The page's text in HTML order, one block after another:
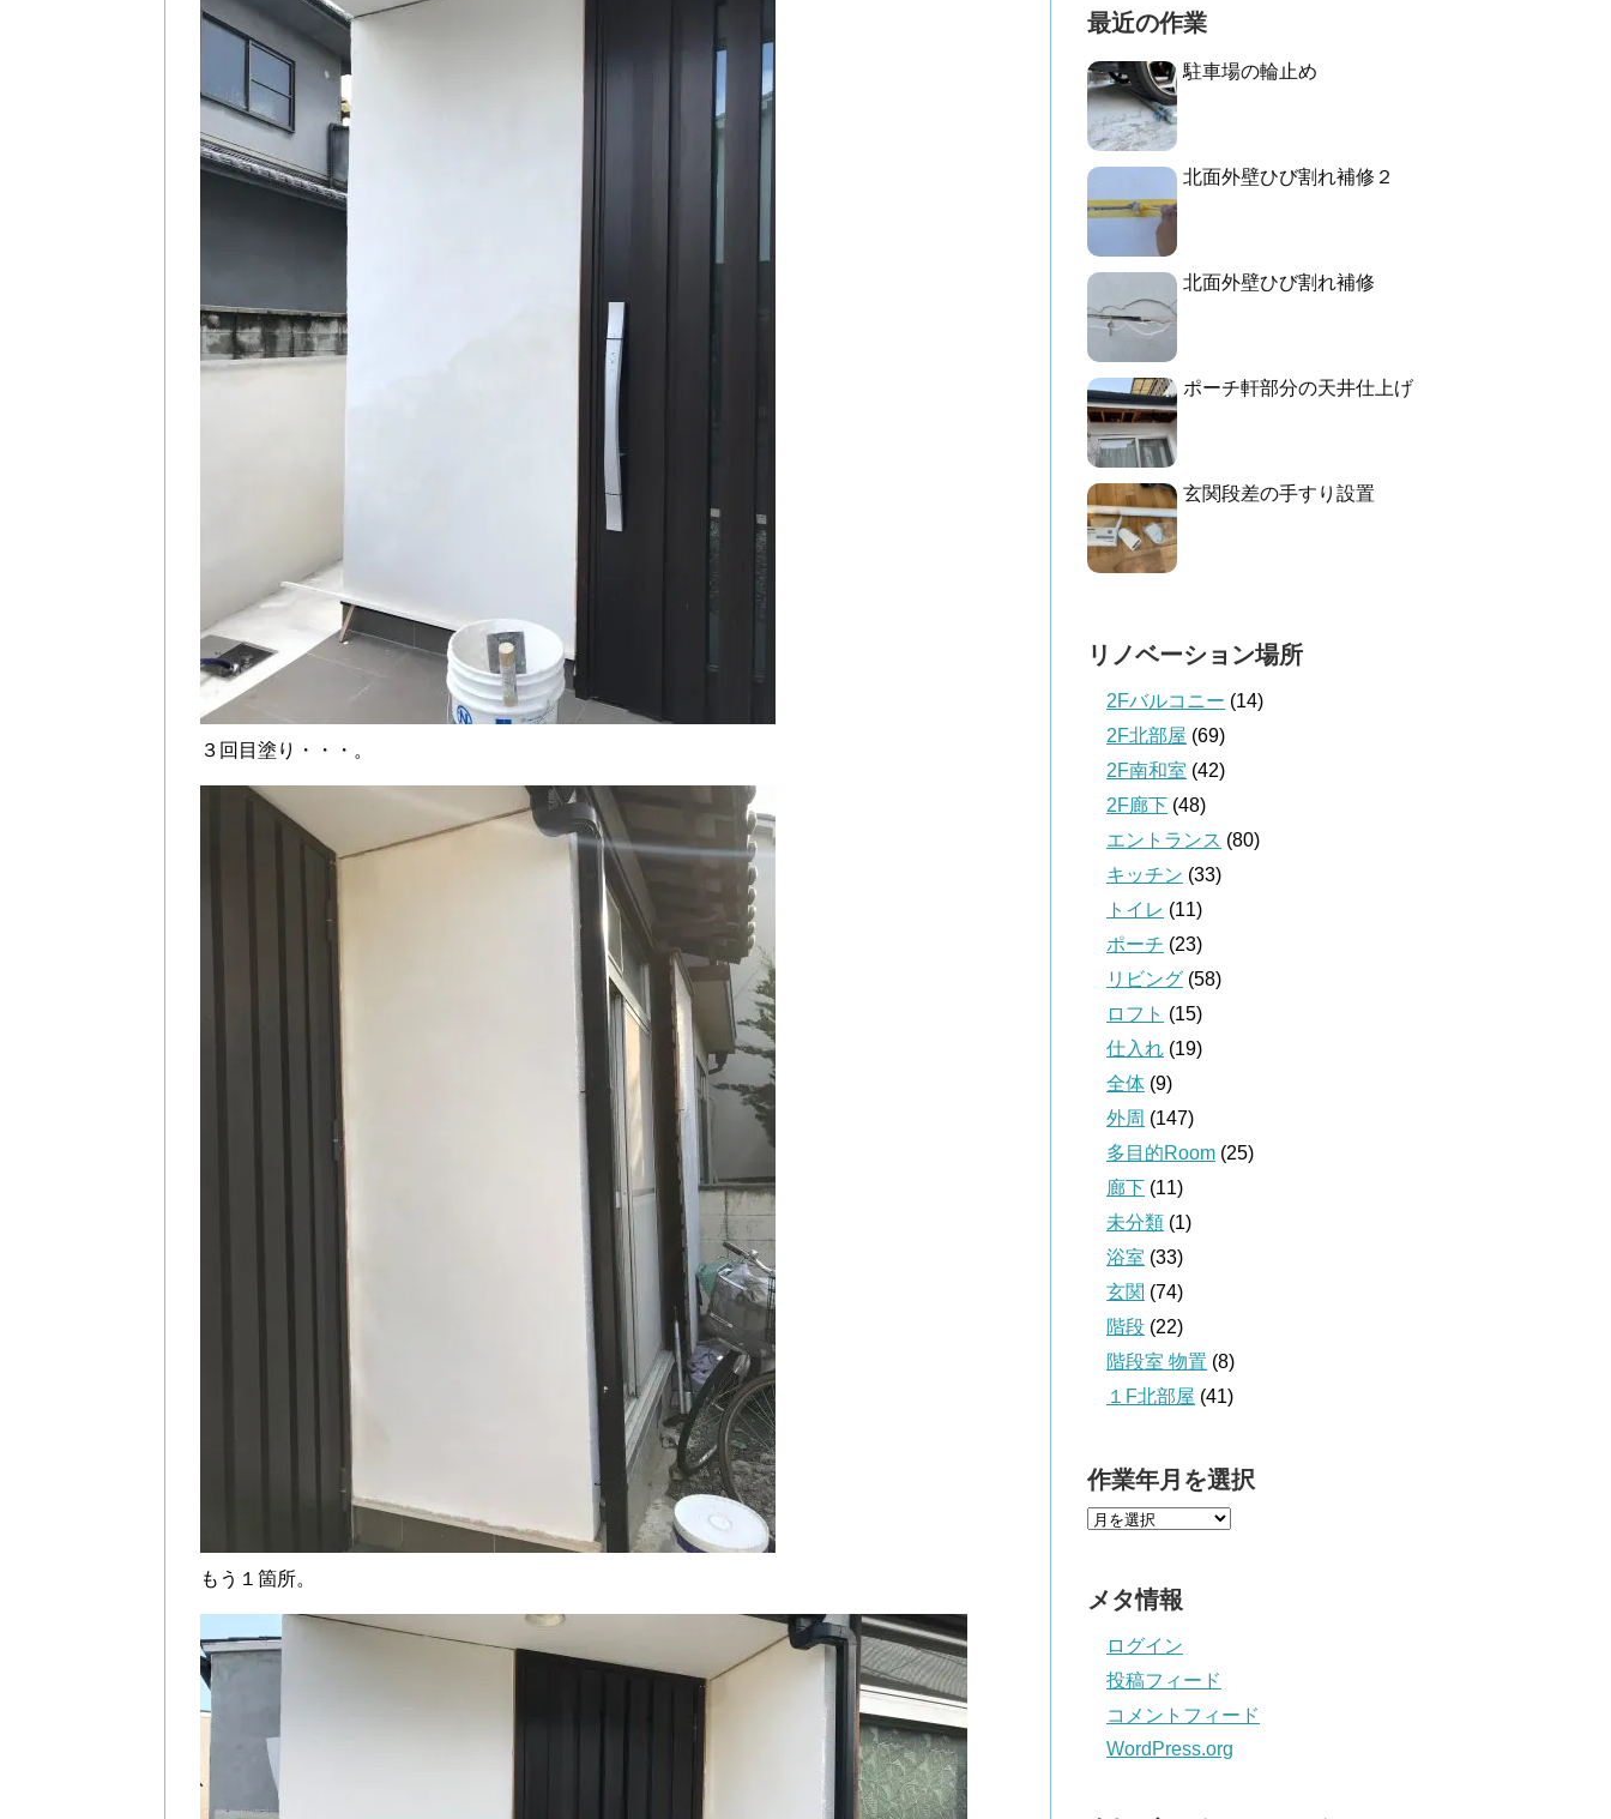
３回目塗り・・・。
もう１箇所。
最近の作業
駐車場の輪止め
北面外壁ひび割れ補修２
北面外壁ひび割れ補修
ポーチ軒部分の天井仕上げ
玄関段差の手すり設置
リノベーション場所
2Fバルコニー (14)
2F北部屋 (69)
2F南和室 (42)
2F廊下 (48)
エントランス (80)
キッチン (33)
トイレ (11)
ポーチ (23)
リビング (58)
ロフト (15)
仕入れ (19)
全体 (9)
外周 (147)
多目的Room (25)
廊下 (11)
未分類 (1)
浴室 (33)
玄関 (74)
階段 (22)
階段室 物置 (8)
１F北部屋 (41)
作業年月を選択
メタ情報
ログイン
投稿フィード
コメントフィード
WordPress.org